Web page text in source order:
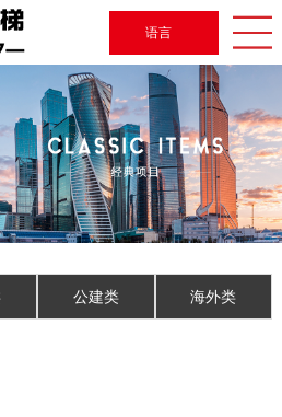
语言
公建类 海外类